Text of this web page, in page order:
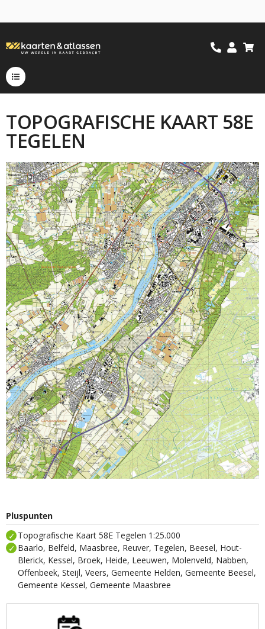
TOPOGRAFISCHE KAART 58E
TEGELEN
Pluspunten
Topografische Kaart 58E Tegelen 1:25.000
Baarlo, Belfeld, Maasbree, Reuver, Tegelen, Beesel, Hout-
Blerick, Kessel, Broek, Heide, Leeuwen, Molenveld, Nabben,
Offenbeek, Steijl, Veers, Gemeente Helden, Gemeente Beesel,
Gemeente Kessel, Gemeente Maasbree